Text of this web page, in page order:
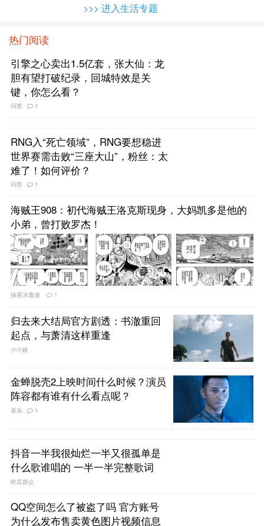
>>> 进入生活专题
热门阅读
引擎之心卖出1.5亿套，张大仙：龙
胆有望打破纪录，回城特效是关
键，你怎么看？
问答 1
RNG入“死亡领域”，RNG要想稳进
世界赛需击败“三座大山”，粉丝：太
难了！如何评价？
问答 1
海贼王908：初代海贼王洛克斯现身，大妈凯多是他的
小弟，曾打败罗杰！
抹茶冰激凌 1
归去来大结局官方剧透：书澈重回
起点，与萧清这样重逢
小小娱
金蝉脱壳2上映时间什么时候？演员
阵容都有谁有什么看点呢？
喜乐 1
抖音一半我很灿烂一半又很孤单是
什么歌谁唱的 一半一半完整歌词
吃瓜群众
QQ空间怎么了被盗了吗 官方账号